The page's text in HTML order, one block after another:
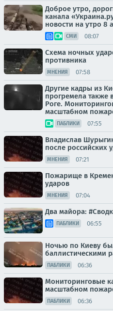
Доброе утро,
канала
новости на утро 8
СМИ 08:07
Схема ночных
противника
МНЕНИЯ 07:58
Другие кадры из
прогремела также
Роге.
масштабном
ПАБЛИКИ 07:55
Владислав
после российских
МНЕНИЯ 07:21
Пожарище в
ударов
МНЕНИЯ 07:04
Два майора:
ПАБЛИКИ 06:55
Ночью по Киеву
баллистическими
ПАБЛИКИ 06:36
Мониторинговые
масштабном
ПАБЛИКИ 06:36